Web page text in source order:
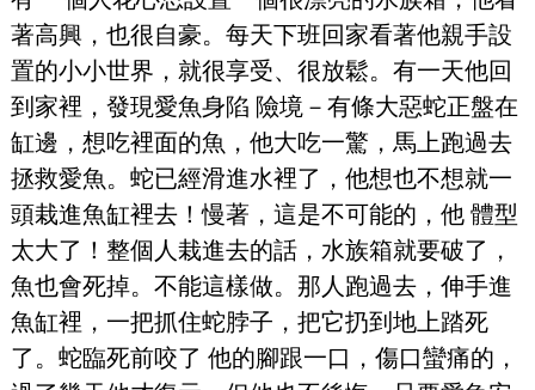
著高興，也很自豪。每天下班回家看著他親手設
置的小小世界，就很享受、很放鬆。有一天他回
到家裡，發現愛魚身陷 險境－有條大惡蛇正盤在
缸邊，想吃裡面的魚，他大吃一驚，馬上跑過去
拯救愛魚。蛇已經滑進水裡了，他想也不想就一
頭栽進魚缸裡去！慢著，這是不可能的，他 體型
太大了！整個人栽進去的話，水族箱就要破了，
魚也會死掉。不能這樣做。那人跑過去，伸手進
魚缸裡，一把抓住蛇脖子，把它扔到地上踏死
了。蛇臨死前咬了 他的腳跟一口，傷口蠻痛的，